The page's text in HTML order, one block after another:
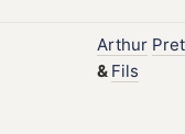
Arthur
& Fils